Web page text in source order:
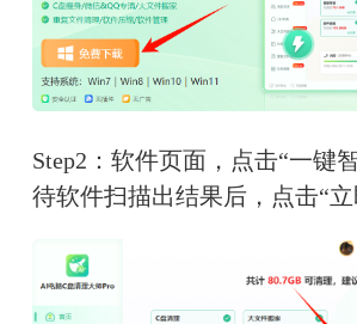
Step2：软件页面，点击“一键
待软件扫描出结果后，点击“立